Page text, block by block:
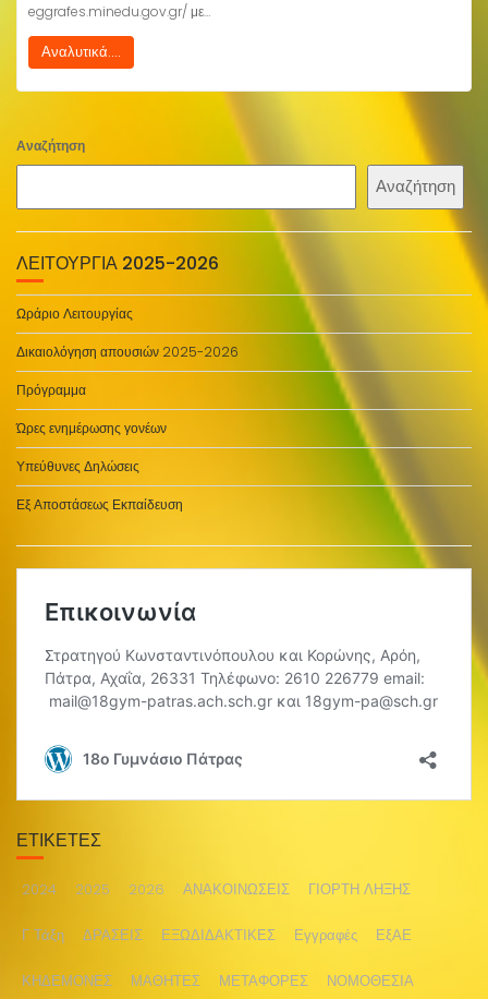
eggrafes.minedu.gov.gr/ με…
Αναλυτικά....
Αναζήτηση
Αναζήτηση
ΛΕΙΤΟΥΡΓΊΑ 2025-2026
Ωράριο Λειτουργίας
Δικαιολόγηση απουσιών 2025-2026
Πρόγραμμα
Ώρες ενημέρωσης γονέων
Υπεύθυνες Δηλώσεις
Εξ Αποστάσεως Εκπαίδευση
ΕΤΙΚΈΤΕΣ
2024 2025 2026 ΑΝΑΚΟΙΝΩΣΕΙΣ ΓΙΟΡΤΗ ΛΗΞΗΣ
Γ Τάξη ΔΡΑΣΕΙΣ ΕΞΩΔΙΔΑΚΤΙΚΕΣ Εγγραφές ΕξΑΕ
ΚΗΔΕΜΟΝΕΣ ΜΑΘΗΤΕΣ ΜΕΤΑΦΟΡΕΣ ΝΟΜΟΘΕΣΙΑ